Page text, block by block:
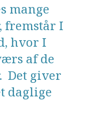
mange
fremstår I
hvor I
af de
Det giver
daglige